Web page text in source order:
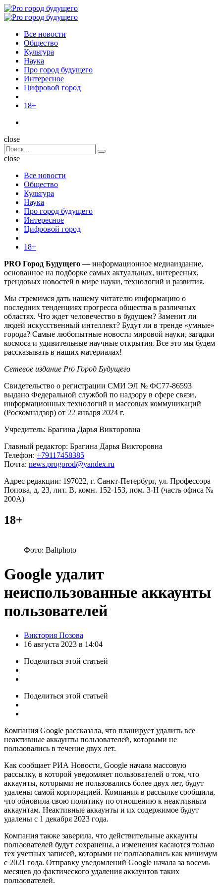
Menu
Поиск
Menu
Pro
Все новости
Общество
Культура
Наука
Про город будущего
Интересное
Цифровой город
18+
Поиск
close
Search
for:
Поиск
close
Все новости
Общество
Культура
Наука
Про город будущего
Интересное
Цифровой город
18+
PRO Город Будущего — информационное медиаиздание,
основанное на подборке самых актуальных, интересных,
трендовых новостей в мире науки, технологий и развития.
Мы стремимся дать нашему читателю информацию о
последних тенденциях прогресса общества в различных
областях. Что ждет человечество в будущем? Заменит ли
людей искусственный интеллект? Будут ли в тренде «умные»
города? Самые любопытные новости мировой науки, загадки
космоса и удивительные научные открытия. Все это мы будем
рассказывать в наших материалах!
Сетевое издание Pro Город Будущего
Свидетельство о регистрации СМИ ЭЛ № ФС77-86593
выдано Федеральной службой по надзору в сфере связи,
информационных технологий и массовых коммуникаций
(Роскомнадзор) от 22 января 2024 г.
Учредитель: Брагина Дарья Викторовна
Главный редактор: Брагина Дарья Викторовна
Телефон: +79117458385
Почта: news.progorod@yandex.ru
Адрес редакции: 197022, г. Санкт-Петербург, ул. Профессора
Попова, д. 23, лит. В, комн. 152-153, пом. 3-Н (часть офиса №
200А)
18+
Фото: Baltphoto
Google удалит
неиспользованные аккаунты
пользователей
Posted
by
Виктория Позова
16 августа 2023 в 14:04
Поделиться этой статьей
Поделиться этой статьей
Компания Google рассказала, что планирует удалить все
неактивные аккаунты пользователей, которыми не
пользовались в течение двух лет.
Как сообщает РИА Новости, Google начала массовую
рассылку, в которой уведомляет пользователей о том, что
аккаунты, которыми не пользовались более двух лет, будут
удалены самой корпорацией. Компания в рассылке сообщила,
что обновила свою политику по отношению к неактивным
аккаунтам. Неактивные аккаунты и их содержимое будут
удалены с 1 декабря 2023 года.
Компания также заверила, что действительные аккаунты
пользователей будут сохранены, а изменения касаются только
тех учетных записей, которыми не пользовались как минимум
с 2021 года. Отправку уведомлений Google начала за восемь
месяцев до фактического удаления аккаунтов таких
пользователей.